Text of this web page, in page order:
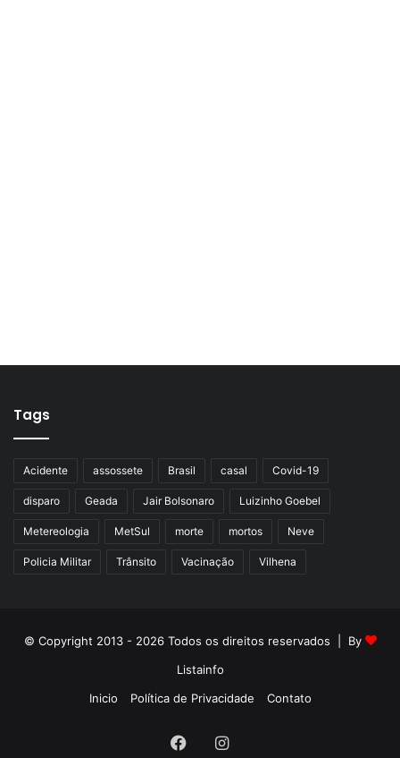
Tags
Acidente assossete Brasil casal Covid-19
disparo Geada Jair Bolsonaro Luizinho Goebel
Metereologia MetSul morte mortos Neve
Policia Militar Trânsito Vacinação Vilhena
© Copyright 2013 - 2026 Todos os direitos reservados | By
Listainfo
Inicio
Política de Privacidade Contato
FacebookInstagram